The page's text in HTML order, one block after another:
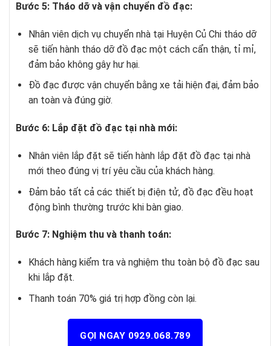
Bước 5: Tháo dỡ và vận chuyển đồ đạc:
Nhân viên dịch vụ chuyển nhà tại Huyện Củ Chi tháo dỡ
sẽ tiến hành tháo dỡ đồ đạc một cách cẩn thận, tỉ mỉ,
đảm bảo không gây hư hại.
Đồ đạc được vận chuyển bằng xe tải hiện đại, đảm bảo
an toàn và đúng giờ.
Bước 6: Lắp đặt đồ đạc tại nhà mới:
Nhân viên lắp đặt sẽ tiến hành lắp đặt đồ đạc tại nhà
mới theo đúng vị trí yêu cầu của khách hàng.
Đảm bảo tất cả các thiết bị điện tử, đồ đạc đều hoạt
động bình thường trước khi bàn giao.
Bước 7: Nghiệm thu và thanh toán:
Khách hàng kiểm tra và nghiệm thu toàn bộ đồ đạc sau
khi lắp đặt.
Thanh toán 70% giá trị hợp đồng còn lại.
GỌI NGAY 0929.068.789